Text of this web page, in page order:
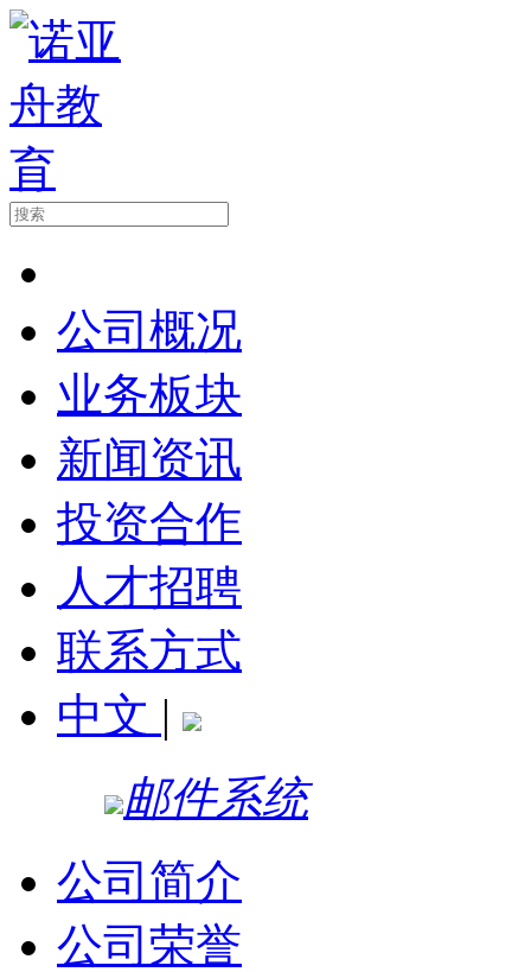
公司概况
业务板块
新闻资讯
投资合作
人才招聘
联系方式
中文 |
邮件系统
公司简介
公司荣誉